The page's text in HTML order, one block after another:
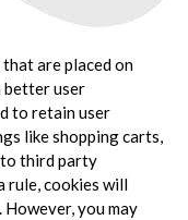
are placed on
better user
to retain user
like shopping carts,
to third party
rule, cookies will
you may